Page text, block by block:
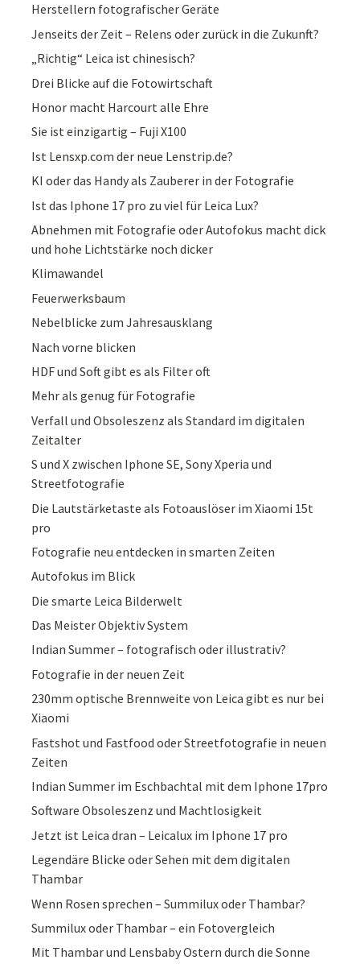
Herstellern fotografischer Geräte
Jenseits der Zeit – Relens oder zurück in die Zukunft?
„Richtig“ Leica ist chinesisch?
Drei Blicke auf die Fotowirtschaft
Honor macht Harcourt alle Ehre
Sie ist einzigartig – Fuji X100
Ist Lensxp.com der neue Lenstrip.de?
KI oder das Handy als Zauberer in der Fotografie
Ist das Iphone 17 pro zu viel für Leica Lux?
Abnehmen mit Fotografie oder Autofokus macht dick
und hohe Lichtstärke noch dicker
Klimawandel
Feuerwerksbaum
Nebelblicke zum Jahresausklang
Nach vorne blicken
HDF und Soft gibt es als Filter oft
Mehr als genug für Fotografie
Verfall und Obsoleszenz als Standard im digitalen
Zeitalter
S und X zwischen Iphone SE, Sony Xperia und
Streetfotografie
Die Lautstärketaste als Fotoauslöser im Xiaomi 15t
pro
Fotografie neu entdecken in smarten Zeiten
Autofokus im Blick
Die smarte Leica Bilderwelt
Das Meister Objektiv System
Indian Summer – fotografisch oder illustrativ?
Fotografie in der neuen Zeit
230mm optische Brennweite von Leica gibt es nur bei
Xiaomi
Fastshot und Fastfood oder Streetfotografie in neuen
Zeiten
Indian Summer im Eschbachtal mit dem Iphone 17pro
Software Obsoleszenz und Machtlosigkeit
Jetzt ist Leica dran – Leicalux im Iphone 17 pro
Legendäre Blicke oder Sehen mit dem digitalen
Thambar
Wenn Rosen sprechen – Summilux oder Thambar?
Summilux oder Thambar – ein Fotovergleich
Mit Thambar und Lensbaby Ostern durch die Sonne